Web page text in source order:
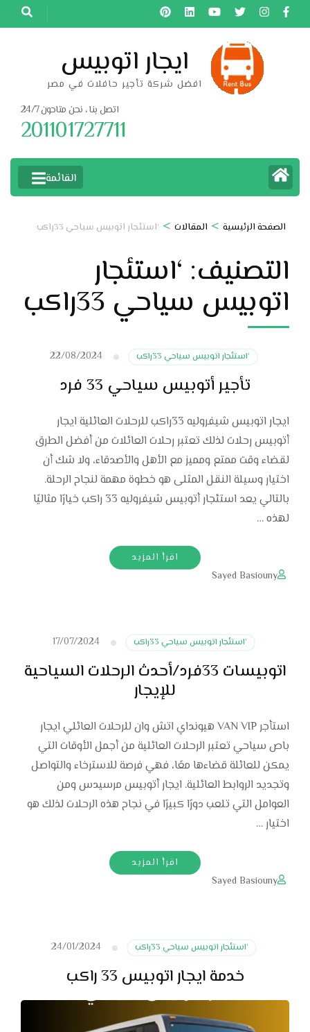
تخطى
إلى
ايجار اتوبيس
افضل شركة تأجير حافلات في مصر
اتصل بنا ، نحن متاحون 24/7
201101727711
القائمة
الصفحة الرئيسية > المقالات > ‘استئجار اتوبيس سياحي 33راكب
التصنيف: ‘استئجار
اتوبيس سياحي 33راكب
‘استئجار اتوبيس سياحي 33راكب 22/08/2024
تأجير أتوبيس سياحي 33 فرد
ايجار اتوبيس شيفروليه 33راكب للرحلات العائلية ايجار
أتوبيس رحلات لذلك تعتبر رحلات العائلات من أفضل الطرق
لقضاء وقت ممتع ومميز مع الأهل والأصدقاء، ولا شك أن
اختيار وسيلة النقل المثلى هو خطوة مهمة لنجاح الرحلة.
بالتالي يعد استئجار أتوبيس شيفروليه 33 راكب خيارًا مثاليًا
لهذه …
اقرأ المزيد
Sayed Basiouny
‘استئجار اتوبيس سياحي 33راكب 17/07/2024
اتوبيسات 33فرد/أحدث الرحلات السياحية
للإيجار
استأجر VAN VIP هيونداي اتش وان للرحلات العائلي ايجار
باص سياحي تعتبر الرحلات العائلية من أجمل الأوقات التي
يمكن للعائلة قضاءها معًا، فهي فرصة للاسترخاء والتواصل
وتجديد الروابط العائلية. ايجار أتوبيس مرسيدس ومن
العوامل التي تلعب دورًا كبيرًا في نجاح هذه الرحلات لذلك هو
اختيار …
اقرأ المزيد
Sayed Basiouny
‘استئجار اتوبيس سياحي 33راكب 24/01/2024
خدمة ايجار اتوبيس 33 راكب